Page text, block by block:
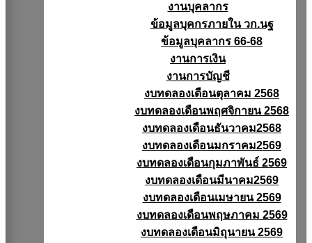
งานบุคลากร
ข้อมูลบุคกรภายใน วก.นฐ
ข้อมูลบุคลากร 66-68
งานการเงิน
งานการบัญชี
งบทดลองเดือนตุลาคม 2568
งบทดลองเดือนพฤศจิกายน 2568
งบทดลองเดือนธันวาคม2568
งบทดลองเดือนมกราคม2569
งบทดลองเดือนกุมภาพันธ์ 2569
งบทดลองเดือนมีนาคม2569
งบทดลองเดือนเมษายน 2569
งบทดลองเดือนพฤษภาคม 2569
งบทดลองเดือนมิถุนายน 2569